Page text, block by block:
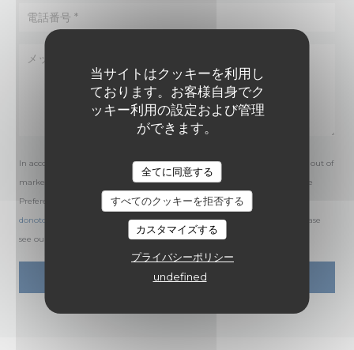
当サイトはクッキーを利用し
ております。お客様自身でク
ッキー利用の設定および管理
ができます。
全てに同意する
すべてのクッキーを拒否する
カスタマイズする
プライバシーポリシー
undefined
In accordance with data protection regulations, you have the right to opt out of
marketing communications. UK residents can register with the Telephone
Preference Service at
tpsonline.org.uk. US residents can register at
donotcall.gov
. For more information about how we process your data, please
see our